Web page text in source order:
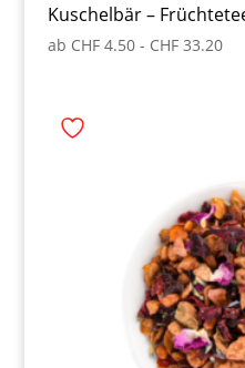
Kuschelbär –
ab CHF4.50- CHF33.20